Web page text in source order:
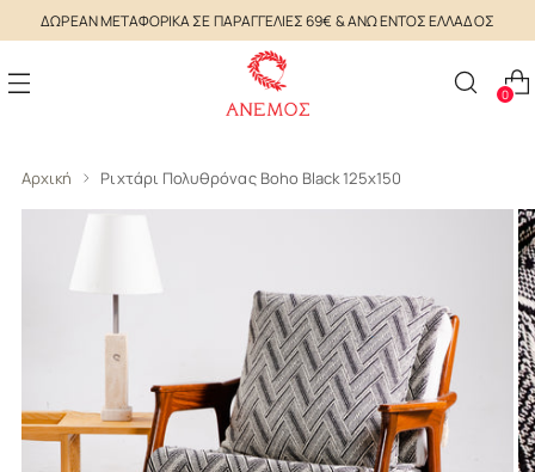
ΔΩΡΕΑΝ ΜΕΤΑΦΟΡΙΚΑ ΣΕ ΠΑΡΑΓΓΕΛΙΕΣ 69€ & ΑΝΩ ΕΝΤΟΣ ΕΛΛΑΔΟΣ
0
Αρχική Ριχτάρι Πολυθρόνας Boho Black 125x150